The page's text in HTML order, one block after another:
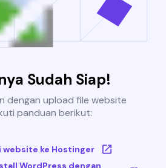
Sudah Siap!
dengan upload file website
panduan berikut:
website ke Hostinger
WordPress dengan